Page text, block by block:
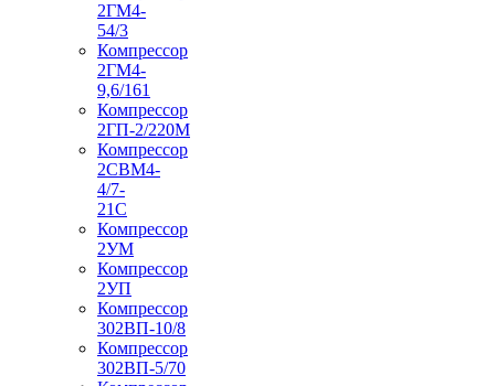
2ГМ4-
54/3
Компрессор
2ГМ4-
9,6/161
Компрессор
2ГП-2/220М
Компрессор
2СВМ4-
4/7-
21С
Компрессор
2УМ
Компрессор
2УП
Компрессор
302ВП-10/8
Компрессор
302ВП-5/70